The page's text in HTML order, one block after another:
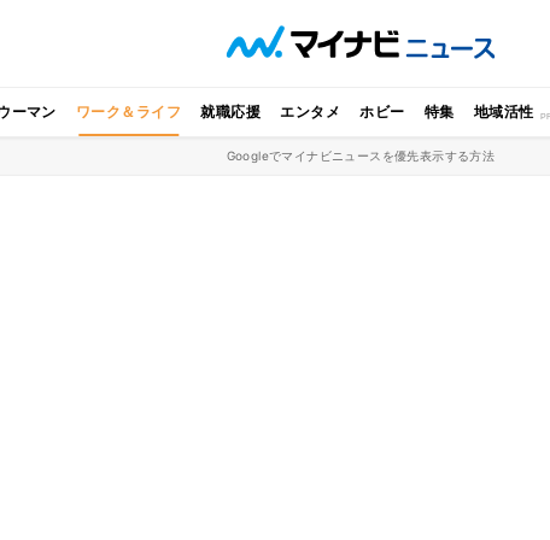
ーマン ワーク＆ライフ 就職応援 エンタメ ホビー 特集 地域活性
Googleでマイナビニュースを優先表示する方法